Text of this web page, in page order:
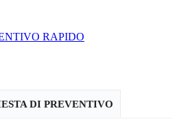
RAPIDO
DI PREVENTIVO